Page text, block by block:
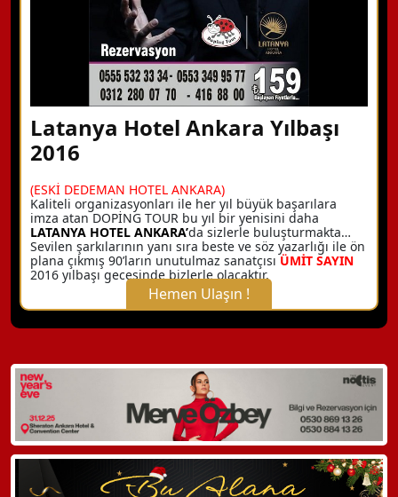
Latanya Hotel Ankara Yılbaşı
2016
(ESKİ DEDEMAN HOTEL ANKARA)
Kaliteli organizasyonları ile her yıl büyük başarılara
imza atan DOPİNG TOUR bu yıl bir yenisini daha
LATANYA HOTEL ANKARA’da sizlerle buluşturmakta…
Sevilen şarkılarının yanı sıra beste ve söz yazarlığı ile ön
plana çıkmış 90’ların unutulmaz sanatçısıÜMİT SAYIN
2016 yılbaşı gecesinde bizlerle olacaktır.
Hemen Ulaşın !
X Kapat
WhatsApp ile Bilgi Alın
Hemen Arayın
Detaylı Bilgi Alın